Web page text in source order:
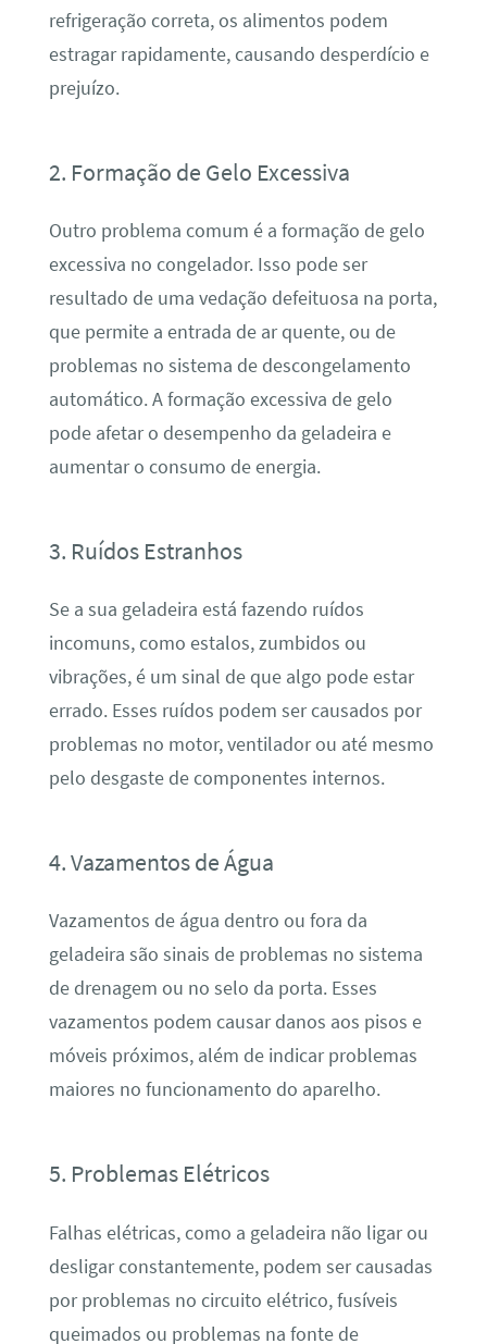
refrigeração correta, os alimentos podem
estragar rapidamente, causando desperdício e
prejuízo.
2. Formação de Gelo Excessiva
Outro problema comum é a formação de gelo
excessiva no congelador. Isso pode ser
resultado de uma vedação defeituosa na porta,
que permite a entrada de ar quente, ou de
problemas no sistema de descongelamento
automático. A formação excessiva de gelo
pode afetar o desempenho da geladeira e
aumentar o consumo de energia.
3. Ruídos Estranhos
Se a sua geladeira está fazendo ruídos
incomuns, como estalos, zumbidos ou
vibrações, é um sinal de que algo pode estar
errado. Esses ruídos podem ser causados por
problemas no motor, ventilador ou até mesmo
pelo desgaste de componentes internos.
4. Vazamentos de Água
Vazamentos de água dentro ou fora da
geladeira são sinais de problemas no sistema
de drenagem ou no selo da porta. Esses
vazamentos podem causar danos aos pisos e
móveis próximos, além de indicar problemas
maiores no funcionamento do aparelho.
5. Problemas Elétricos
Falhas elétricas, como a geladeira não ligar ou
desligar constantemente, podem ser causadas
por problemas no circuito elétrico, fusíveis
queimados ou problemas na fonte de